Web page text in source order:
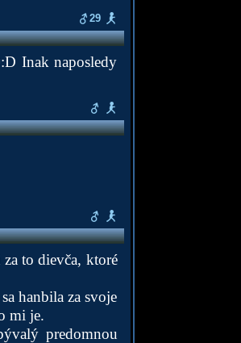
29
Inak naposledy
to dievča, ktoré
hanbila za svoje
mi je.
predomnou